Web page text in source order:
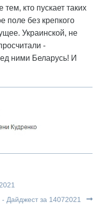
кто пускает таких
поле без крепкого
Украинской, не
-
ними Беларусь! И
Дайджест за 14072021